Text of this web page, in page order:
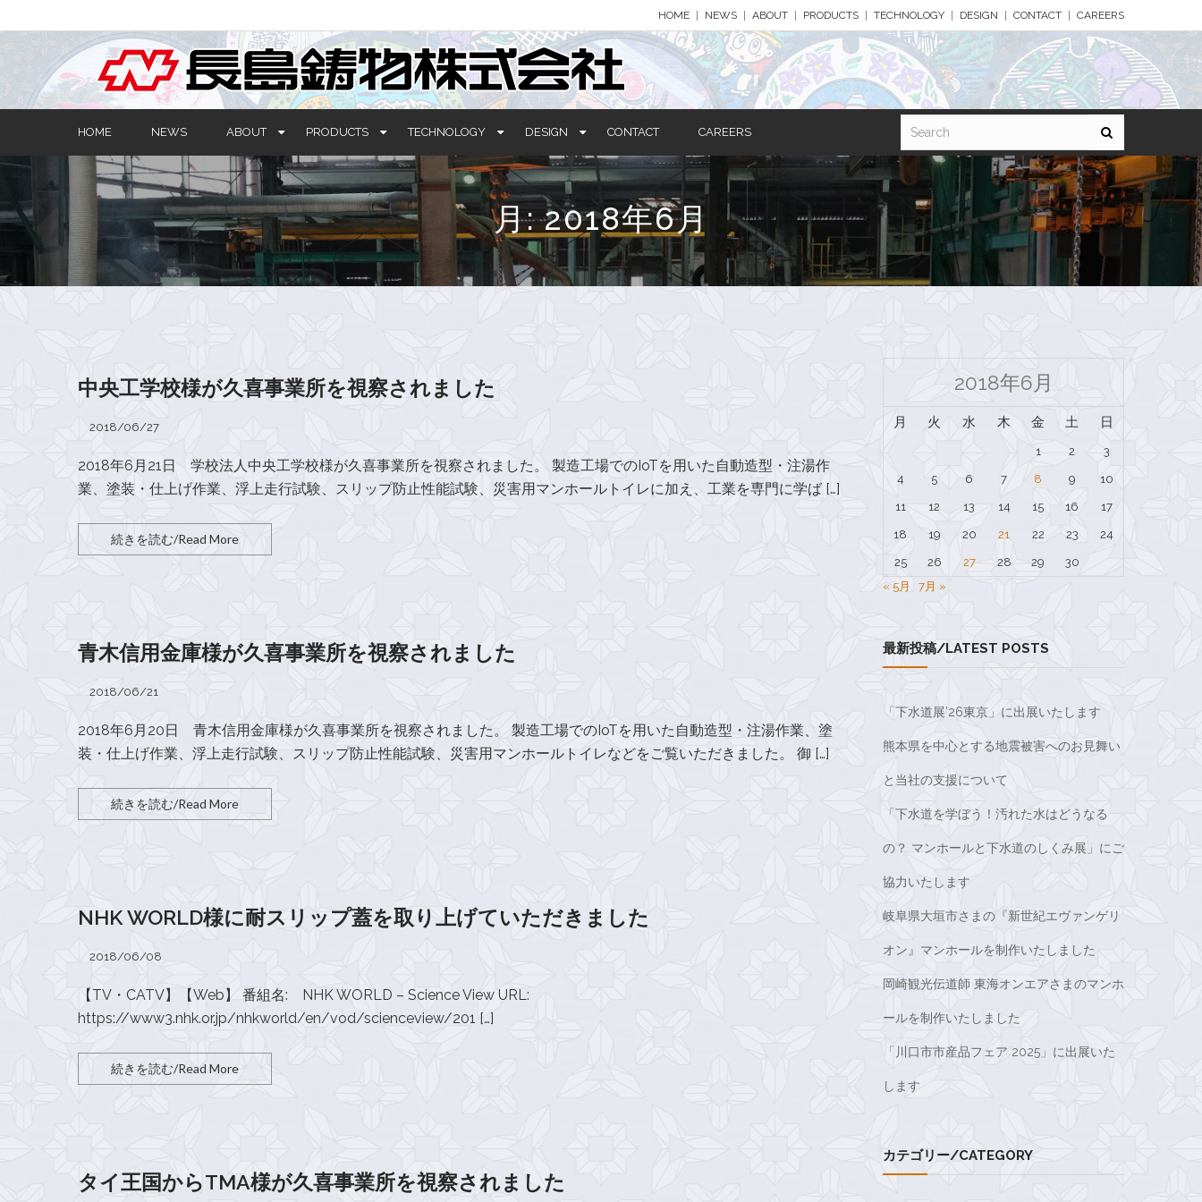
HOME NEWS ABOUT PRODUCTS TECHNOLOGY DESIGN CONTACT CAREERS
HOME NEWS ABOUT PRODUCTS TECHNOLOGY DESIGN CONTACT CAREERS
月:2018年6月
中央工学校様が久喜事業所を視察されました
2018/06/27
2018年6月21日 学校法人中央工学校様が久喜事業所を視察されました。 製造工場でのIoTを用いた自動造型・注湯作
業、塗装・仕上げ作業、浮上走行試験、スリップ防止性能試験、災害用マンホールトイレに加え、工業を専門に学ば […]
続きを読む/Read More
青木信用金庫様が久喜事業所を視察されました
2018/06/21
2018年6月20日 青木信用金庫様が久喜事業所を視察されました。 製造工場でのIoTを用いた自動造型・注湯作業、塗
装・仕上げ作業、浮上走行試験、スリップ防止性能試験、災害用マンホールトイレなどをご覧いただきました。 御 […]
続きを読む/Read More
NHK WORLD様に耐スリップ蓋を取り上げていただきました
2018/06/08
【TV・CATV】【Web】 番組名: NHK WORLD – Science View URL:
https://www3.nhk.or.jp/nhkworld/en/vod/scienceview/201 […]
続きを読む/Read More
タイ王国からTMA様が久喜事業所を視察されました
2018年6月
月 火 水 木 金 土 日
1 2 3
4 5 6 7 8 9 10
11 12 13 14 15 16 17
18 19 20 21 22 23 24
25 26 27 28 29
30
« 5月
7月 »
最新投稿/LATEST POSTS
「下水道展’26東京」に出展いたします
熊本県を中心とする地震被害へのお見舞い
と当社の支援について
「下水道を学ぼう！汚れた水はどうなる
の？ マンホールと下水道のしくみ展」にご
協力いたします
岐阜県大垣市さまの『新世紀エヴァンゲリ
オン』マンホールを制作いたしました
岡崎観光伝道師 東海オンエアさまのマンホ
ールを制作いたしました
「川口市市産品フェア 2025」に出展いた
します
カテゴリー/CATEGORY